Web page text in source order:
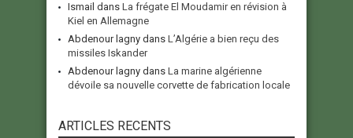
Ismail dans La frégate El Moudamir en révision à
Kiel en Allemagne
Abdenour lagny dans L’Algérie a bien reçu des
missiles Iskander
Abdenour lagny dans La marine algérienne
dévoile sa nouvelle corvette de fabrication locale
ARTICLES RECENTS